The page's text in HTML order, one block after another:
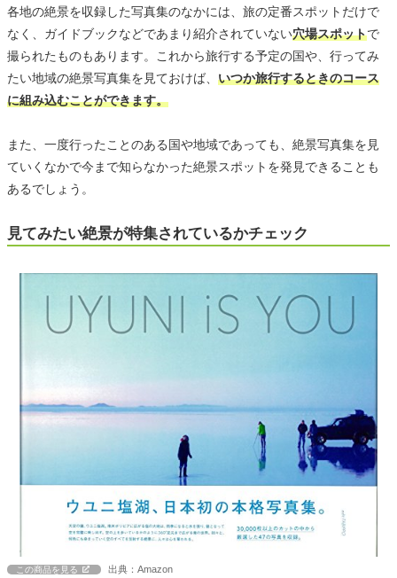
各地の絶景を収録した写真集のなかには、旅の定番スポットだけで
なく、ガイドブックなどであまり紹介されていない穴場スポットで
撮られたものもあります。これから旅行する予定の国や、行ってみ
たい地域の絶景写真集を見ておけば、 いつか旅行するときのコース
に組み込むことができます。
また、一度行ったことのある国や地域であっても、絶景写真集を見
ていくなかで今まで知らなかった絶景スポットを発見できることも
あるでしょう。
見てみたい絶景が特集されているかチェック
この商品を見る 出典：Amazon